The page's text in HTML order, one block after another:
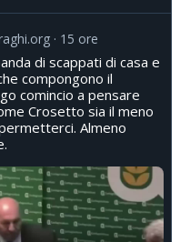
15 ore
di scappati di casa e
compongono il
comincio a pensare
Crosetto sia il meno
Almeno